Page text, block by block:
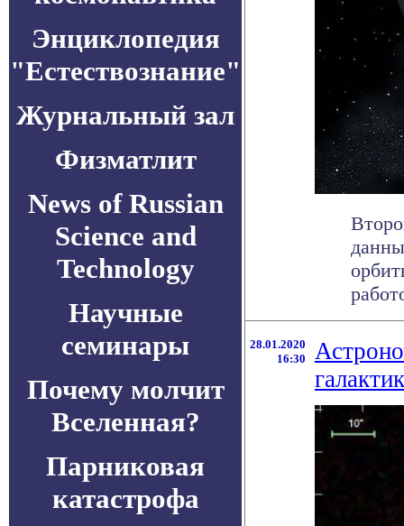
Энциклопедия
"Естествознание"
Журнальный зал
Физматлит
News of Russian
Science and
Technology
Научные
семинары
Почему молчит
Вселенная?
Парниковая
катастрофа
28.01.2020
16:30